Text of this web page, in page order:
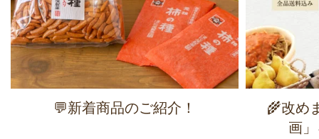
💬新着商品のご紹介！
🌾改め
画